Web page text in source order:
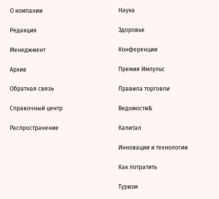
О компании
Редакция
Менеджмент
Архив
Обратная связь
Справочный центр
Распространение
Наука
Здоровье
Конференции
Премия Импульс
Правила торговли
Ведомости&
Капитал
Инновации и технологии
Как потратить
Туризм